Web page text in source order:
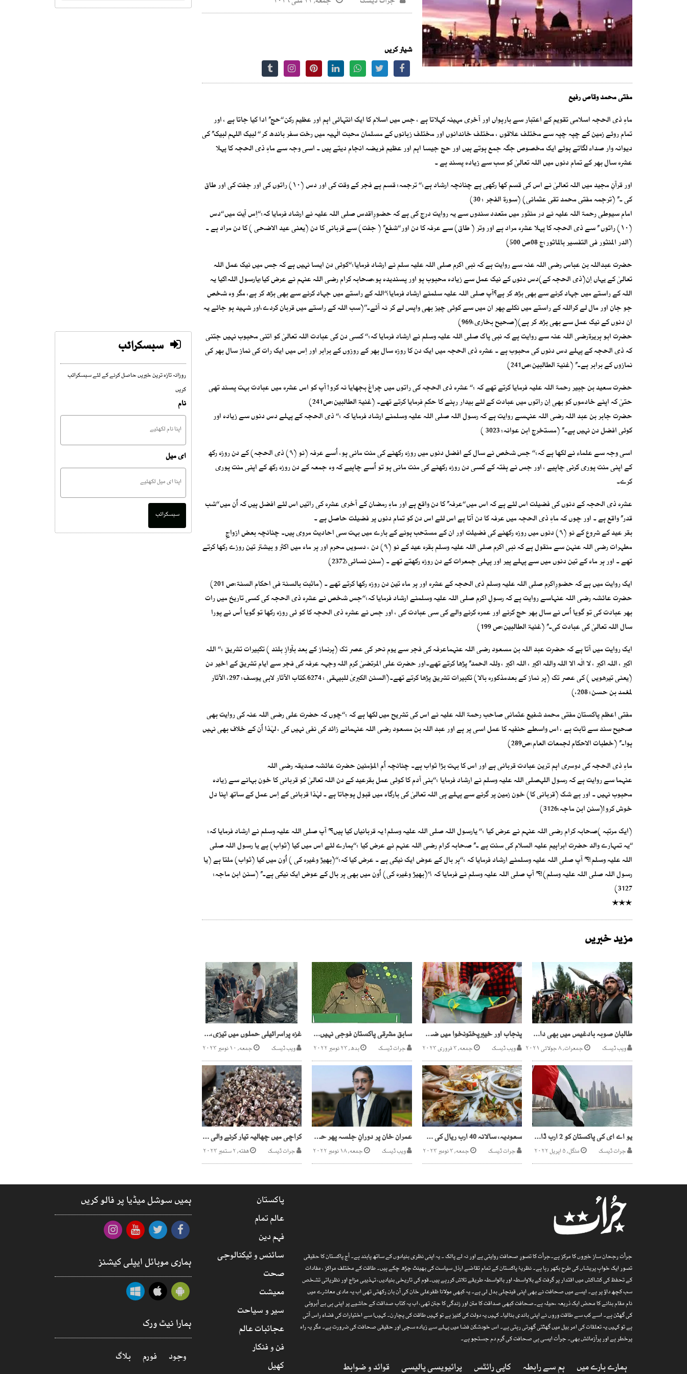
شیئر کریں
مفتی محمد وقاص رفیع
ماہِ ذی الحجہ اسلامی تقویم کے اعتبار سے بارہواں اور آخری مہینہ کہلاتا ہے ، جس میں اسلام کا ایک انتہائی اہم اور عظیم رکن ‘‘حج’’ ادا کیا جاتا ہے ، اور
تمام روئے زمین کے چپہ چپہ سے مختلف علاقوں ، مختلف خاندانوں اور مختلف زبانوں کے مسلمان محبت الٰہیہ میں رخت سفر باندھ کر ‘‘ لبیک اللہم لبیک’’ کی
دیوانہ وار صداء لگاتے ہوئے ایک مخصوص جگہ جمع ہوتے ہیں اور حج جیسا اہم اور عظیم فریضہ انجام دیتے ہیں ۔ اسی وجہ سے ماہِ ذی الحجہ کا پہلا
عشرہ سال بھر کے تمام دنوں میں اللہ تعالیٰ کو سب سے زیادہ پسند ہے ۔
اور قرآنِ مجید میں اللہ تعالیٰ نے اس کی قسم کھا رکھی ہے چنانچہ ارشاد ہے: ‘‘ ترجمہ: قسم ہے فجر کے وقت کی اور دس (۱۰) راتوں کی اور جفت کی اور طاق
کی ۔’’ (ترجمہ مفتی محمد تقی عثمانی) (سورۃ الفجر : 30)
امام سیوطی رحمۃ اللہ علیہ نے در منثور میں متعدد سندوں سے یہ روایت درج کی ہے کہ حضورِاقدس صلی اللہ علیہ نے ارشاد فرمایا کہ: ‘‘اِس آیت میں ‘‘دس
(۱۰) راتوں ’’ سے ذی الحجہ کا پہلا عشرہ مراد ہے اور وتر ( طاق) سے عرفہ کا دن اور ‘‘شفع’’ ( جفت) سے قربانی کا دن (یعنی عید الاضحی ) کا دن مراد ہے ۔
(الدر المنثور فی التفسیر بالماثور:ج 08ص 500)
حضرت عبداللہ بن عباس رضی اللہ عنہ سے روایت ہے کہ نبی اکرم صلی اللہ علیہ سلم نے ارشاد فرمایا: ‘‘کوئی دن ایسا نہیں ہے کہ جس میں نیک عمل اللہ
تعالیٰ کے یہاں اِن(ذی الحجہ کے)دس دنوں کے نیک عمل سے زیادہ محبوب ہو اور پسندیدہ ہو،صحابہ کرام رضی اللہ عنہم نے عرض کیا:یارسول اللہ!کیا یہ
اللہ کے راستے میں جہاد کرنے سے بھی بڑھ کر ہے؟آپ صلی اللہ علیہ سلمنے ارشاد فرمایا:‘‘اللہ کے راستے میں جہاد کرنے سے بھی بڑھ کر ہے، مگر وہ شخص
جو جان اور مال لے کراللہ کے راستے میں نکلے،پھر ان میں سے کوئی چیز بھی واپس لے کر نہ آئے۔’’(سب اللہ کے راستے میں قربان کردے،اور شہید ہو جائے یہ
ان دنوں کے نیک عمل سے بھی بڑھ کر ہے)(صحیح بخاری:969)
حضرت ابو ہریرۃرضی اللہ عنہ سے روایت ہے کہ نبی پاک صلی اللہ علیہ وسلم نے ارشاد فرمایا کہ: ‘‘ کسی دن کی عبادت اللہ تعالیٰ کو اتنی محبوب نہیں جتنی
کہ ذی الحجہ کے پہلے دس دنوں کی محبوب ہے ۔ عشرہ ذی الحجہ میں ایک دن کا روزہ سال بھر کے روزوں کے برابر اور اِس میں ایک رات کی نماز سال بھر کی
نمازوں کے برابر ہے۔’’ (غنیۃ الطالبین:ص241)
حضرت سعید بن جبیر رحمۃ اللہ علیہ فرمایا کرتے تھے کہ : ‘‘ عشرہ ذی الحجہ کی راتوں میں چراغ بجھایا نہ کرو! آپ کو اس عشرہ میں عبادت بہت پسند تھی
حتیٰ کہ اپنے خادموں کو بھی اِن راتوں میں عبادت کے لئے بیدار رہنے کا حکم فرمایا کرتے تھے۔ (غنیۃ الطالبین:ص241)
حضرت جابر بن عبد اللہ رضی اللہ عنہسے روایت ہے کہ رسول اللہ صلی اللہ علیہ وسلمنے ارشاد فرمایا کہ : ‘‘ ذی الحجہ کے پہلے دس دنوں سے زیادہ اور
کوئی افضل دن نہیں ہے۔’’ (مستخرج ابن عوانہ: 3023 )
اسی وجہ سے علماء نے لکھا ہے کہ: ‘‘ جس شخص نے سال کے افضل دنوں میں روزہ رکھنے کی منت مانی ہو، اُسے عرفہ (نو (۹) ذی الحجہ) کے دن روزہ رکھ
کے اپنی منت پوری کرنی چاہیے ، اور جس نے ہفتہ کے کسی دن روزہ رکھنے کی منت مانی ہو تو اُسے چاہیے کہ وہ جمعہ کے دن روزہ رکھ کے اپنی منت پوری
کرے۔
عشرہ ذی الحجہ کے دنوں کی فضیلت اس لئے ہے کہ اس میں ‘‘عرفہ’’ کا دن واقع ہے اور ماہِ رمضان کے آخری عشرہ کی راتیں اس لئے افضل ہیں کہ اُن میں ‘‘شب
قدر’’ واقع ہے ۔ اور چوں کہ ماہِ ذی الحجہ میں عرفہ کا دن آتا ہے اس لئے اس دن کو تمام دنوں پر فضیلت حاصل ہے ۔
بقر عید کے شروع کے نو (۹) دنوں میں روزہ رکھنے کی فضیلت اور ان کے مستحب ہونے کے بارے میں بہت سی احادیث مروی ہیں۔ چنانچہ بعض ازواجِ
مطہرات رضی اللہ عنہن سے منقول ہے کہ نبی اکرم صلی اللہ علیہ وسلم بقرہ عید کے نو (۹) دن ، دسویں محرم اور ہر ماہ میں اکثر و بیشتر تین روزے رکھا کرتے
تھے ۔ اور ہر ماہ کے تین دنوں میں سے پہلے پیر اور پہلی جمعرات کے دن روزہ رکھتے تھے ۔ (سنن نسائی:2372)
ایک روایت میں ہے کہ حضورِاکرم صلی اللہ علیہ وسلم ذی الحجہ کے عشرہ اور ہر ماہ تین دن روزہ رکھا کرتے تھے ۔ (ماثبت بالسنۃ فی احکام السنۃ:ص 201)
حضرت عائشہ رضی اللہ عنہاسے روایت ہے کہ رسولِ اکرم صلی اللہ علیہ وسلمنے ارشاد فرمایا کہ: ‘‘جس شخص نے عشرہ ذی الحجہ کی کسی تاریخ میں رات
بھر عبادت کی تو گویا اُس نے سال بھر حج کرنے اور عمرہ کرنے والے کی سی عبادت کی ، اور جس نے عشرہ ذی الحجہ کا کو ئی روزہ رکھا تو گویا اُس نے پورا
سال اللہ تعالیٰ کی عبادت کی۔’’ (غنیۃ الطالبین:ص 199)
ایک روایت میں آتا ہے کہ حضرت عبد اللہ بن مسعود رضی اللہ عنہماعرفہ کی فجر سے یوم نحر کی عصر تک (ہرنماز کے بعد بآوازِ بلند ) تکبیرات تشریق : ‘‘ اللہ
اکبر ، اللہ اکبر ، لا الٰہ الا اللہ واللہ اکبر ، اللہ اکبر ، وللہ الحمد’’ پڑھا کرتے تھے۔اور حضرت علی المرتضیٰ کرم اللہ وجہہ عرفہ کی فجر سے ایام تشریق کے اخیر دن
(یعنی تیرھویں ) کی عصر تک (ہر نماز کے بعدمذکورہ بالا) تکبیرات تشریق پڑھا کرتے تھے۔(السنن الکبریٰ للبیہقی : 6274،کتاب الآثار لابی یوسف: 297، الآثار
لمغمد بن حسن: 208،)
مفتی اعظم پاکستان مفتی محمد شفیع عثمانی صاحب رحمۃ اللہ علیہ نے اس کی تشریح میں لکھا ہے کہ : ‘‘چوں کہ حضرت علی رضی اللہ عنہ کی روایت بھی
صحیح سند سے ثابت ہے ، اس واسطے حنفیہ کا عمل اسی پر ہے اور عبد اللہ بن مسعود رضی اللہ عنہمانے زائد کی نفی نہیں کی ، لہٰذا اُن کے خلاف بھی نہیں
ہوا۔’’ (خطبات الاحکام لجمعات العام:ص289)
ماہِ ذی الحجہ کی دوسری اہم ترین عبادت قربانی ہے اور اس کا بہت بڑا ثواب ہے۔ چنانچہ اُم المؤمنین حضرت عائشہ صدیقہ رضی اللہ
عنہما سے روایت ہے کہ رسول اللہصلی اللہ علیہ وسلم نے ارشاد فرمایا : ‘‘بنی آدم کا کوئی عمل بقرعید کے دن اللہ تعالیٰ کو قربانی کا خون بہانے سے زیادہ
محبوب نہیں ۔ اور بے شک (قربانی کا) خون زمین پر گرنے سے پہلے ہی اللہ تعالیٰ کی بارگاہ میں قبول ہوجاتا ہے ۔ لہٰذا قربانی کے اِس عمل کے ساتھ اپنا دل
خوش کرو!(سنن ابن ماجہ:3126)
(ایک مرتبہ )صحابہ کرام رضی اللہ عنہم نے عرض کیا : ‘‘ یارسول اللہ صلی اللہ علیہ وسلم! یہ قربانیاں کیا ہیں؟’’ آپ صلی اللہ علیہ وسلم نے ارشاد فرمایا کہ:
‘‘یہ تمہارے والد حضرت ابراہیم علیہ السلام کی سنت ہے ۔’’ صحابہ کرام رضی اللہ عنہم نے عرض کیا : ‘‘ہمارے لئے اس میں کیا (ثواب) ہے یا رسول اللہ صلی
اللہ علیہ وسلم!؟’’ آپ صلی اللہ علیہ وسلمنے ارشاد فرمایا کہ : ‘‘ہر بال کے عوض ایک نیکی ہے ۔ عرض کیا کہ: ‘‘(بھیڑ وغیرہ کی ) اُون میں کیا (ثواب) ملتا ہے (یا
رسول اللہ صلی اللہ علیہ وسلم)!؟’’ آپ صلی اللہ علیہ وسلم نے فرمایا کہ :‘‘(بھیڑ وغیرہ کی) اُون میں بھی ہر بال کے عوض ایک نیکی ہے۔’’ (سنن ابن ماجہ:
3127)
٭٭٭
مزید خبریں
طالبان صوبہ بادغیس میں بھی داخل
ویب ڈیسک جمعرات, ۸ جولائی ۲۰۲۱
پنجاب اور خیبرپختونخوا میں ضمنی الیکشن مؤخر ہونے کا امکان
ویب ڈیسک جمعه, ۳ فروری ۲۰۲۳
سابق مشرقی پاکستان فوجی نہیں، سیاسی ناکامی تھی، آرمی چیف
جرات ڈیسک بدھ, ۲۳ نومبر ۲۰۲۲
غزہ پراسرائیلی حملوں میں تیزی،ہسپتالوں، کیمپوں پرشدید بمباری
ویب ڈیسک جمعه, ۱۰ نومبر ۲۰۲۳
یو اے ای کی پاکستان کو 2 ارب ڈالر قرض واپسی ایک سال کے لیے موخر
جرات ڈیسک منگل, ۵ اپریل ۲۰۲۲
سعودیہ، سالانہ 40 ارب ریال کی خوراک ضائع ہو رہی ہے، حکام
جرات ڈیسک جمعه, ۳ نومبر ۲۰۲۳
عمران خان پر دورانِ جلسہ پھر حملے کا خدشہ ہے، انٹیلی جنس رپورٹ عدالت میں پیش
ویب ڈیسک جمعه, ۱۸ نومبر ۲۰۲۲
کراچی میں چھالیہ تیار کرنے والی 7 فیکٹریاں سربمہر
جرات ڈیسک هفته, ۲ ستمبر ۲۰۲۳
سبسکرائب
روزانہ تازہ ترین خبریں حاصل کرنے کے لئے سبسکرائب
کریں
نام
ای میل
سبسکرائب
جرأت رجحان ساز خبروں کا مرکز ہے۔جرأت کا تصورِ صحافت روایتی ہے اور نہ لے پالک ۔ یہ اپنی نظری بنیادوں کے ساتھ پابند ہے۔ آج پاکستان کا حقیقی
تصور ایک خوابِ پریشاں کی طرح بکھر رہا ہے۔ نظریۂ پاکستان کے تمام تقاضے ارذل سیاست کی بھینٹ چڑھ چکے ہیں۔ طاقت کے مختلف مراکز ، مفادات
کے تحفظ کی کشاکش میں اقتدار پر گرفت کے بلاواسطہ اور بالواسطہ طریقے تلاش کررہے ہیں۔قوم کی تاریخی بنیادیں، تہذیبی مزاج اور نظریاتی تشخص
سب کچھ داؤ پر ہے۔ ایسے میں صحافت نے بھی اپنی قینچلی بدل لی ہے۔ یہ کبھی مولانا ظفرعلی خان کی آن بان رکھتی تھی اب یہ مادی معاشرے میں
نام مقام بنانے کا محض ایک ذریعہ ،حیلہ ہے۔صحافت کبھی صداقت کا متن اور زندگی کا جتن تھی، اب یہ کتاب صداقت کے حاشیے پر اپنی ہی بے آبروئی
کی گھٹن ہے۔ اسے کب سے طاقت وروں نے اپنی باندی بنالیا۔ کہیں یہ دولت کی کنیز ہے تو کہیں طاقت کی پچارن۔ کہیںا سے اختیارات کی فضاء راس آتی
ہے تو کہیں یہ تعلقات کی امر بیل میں گھٹتی گھِرتی رہتی ہے۔ اس خودشکن فضا میں پہلے سے زیادہ سچی اور حقیقی صحافت کی ضرورت ہے۔ مگر یہ راہ
پرخطر ہے اور پرآزمائش بھی۔ جرأت ایسی ہی صحافت کی گرم دم جستجو ہے۔
ہمارے بارے میں ہم سے رابطہ کاپی رائٹس پرائیویسی پالیسی قوائد و ضوابط
پاکستان
عالم تمام
فہم دین
سائنس و ٹیکنالوجی
صحت
معیشت
سیر و سیاحت
عجائبات عالم
فن و فنکار
کھیل
ہمیں سوشل میڈیا پر فالو کریں
ہماری موبائل ایپلی کیشنز
ہمارا نیٹ ورک
وجود فورم بلاگ